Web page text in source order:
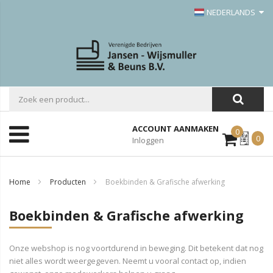
NEDERLANDS
ACCOUNT AANMAKEN
Inloggen
0Mijn
Offerte
0
Home Producten Boekbinden & Grafische afwerking
Boekbinden & Grafische afwerking
Onze webshop is nog voortdurend in beweging. Dit betekent dat nog
niet alles wordt weergegeven. Neemt u vooral contact op, indien